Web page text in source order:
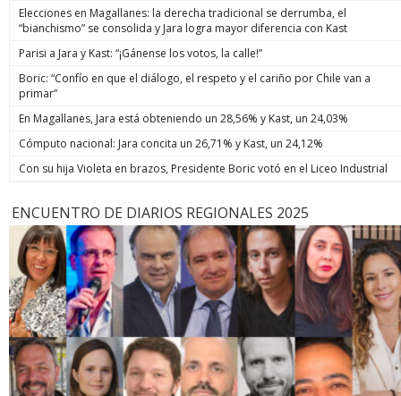
Elecciones en Magallanes: la derecha tradicional se derrumba, el
“bianchismo” se consolida y Jara logra mayor diferencia con Kast
Parisi a Jara y Kast: “¡Gánense los votos, la calle!”
Boric: “Confío en que el diálogo, el respeto y el cariño por Chile van a
primar”
En Magallanes, Jara está obteniendo un 28,56% y Kast, un 24,03%
Cómputo nacional: Jara concita un 26,71% y Kast, un 24,12%
Con su hija Violeta en brazos, Presidente Boric votó en el Liceo Industrial
ENCUENTRO DE DIARIOS REGIONALES 2025